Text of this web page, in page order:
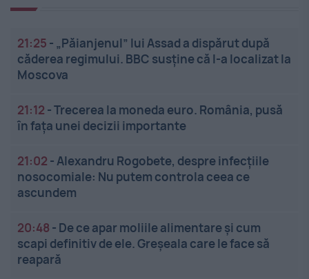
21:25 - „Păianjenul” lui Assad a dispărut după
căderea regimului. BBC susține că l-a localizat la
Moscova
21:12 -Trecerea la moneda euro. România, pusă
în fața unei decizii importante
21:02 -Alexandru Rogobete, despre infecțiile
nosocomiale: Nu putem controla ceea ce
ascundem
20:48 - De ce apar moliile alimentare și cum
scapi definitiv de ele. Greșeala care le face să
reapară